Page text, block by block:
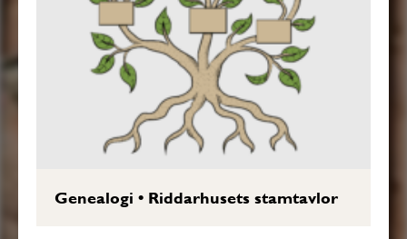
Genealogi • Riddarhusets stamtavlor